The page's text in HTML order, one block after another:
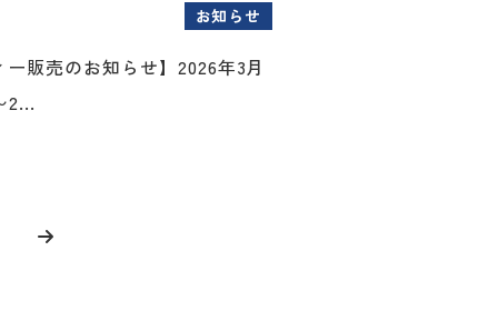
お知らせ
販売のお知らせ】2026年3月
2...